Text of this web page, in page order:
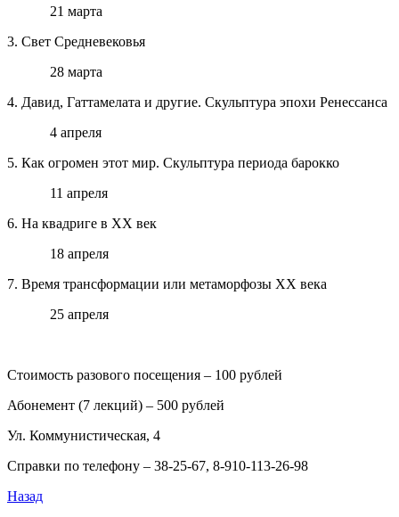
21 марта
3. Свет Средневековья
28 марта
4. Давид, Гаттамелата и другие. Скульптура эпохи Ренессанса
4 апреля
5. Как огромен этот мир. Скульптура периода барокко
11 апреля
6. На квадриге в ХХ век
18 апреля
7. Время трансформации или метаморфозы ХХ века
25 апреля
Стоимость разового посещения – 100 рублей
Абонемент (7 лекций) – 500 рублей
Ул. Коммунистическая, 4
Справки по телефону – 38-25-67, 8-910-113-26-98
Назад